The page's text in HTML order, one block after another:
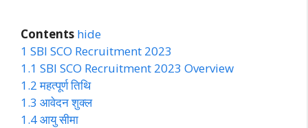
Contents hide
1 SBI SCO Recruitment 2023
1.1 SBI SCO Recruitment 2023 Overview
1.2 महत्पूर्ण तिथि
1.3 आवेदन शुक्ल
1.4आयु सीमा